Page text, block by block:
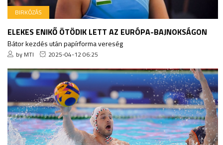
BIRKÓZÁS
ELEKES ENIKŐ ÖTÖDIK LETT AZ EURÓPA-BAJNOKSÁGON
Bátor kezdés után papírforma vereség
by MTI 2025-04-12 06:25